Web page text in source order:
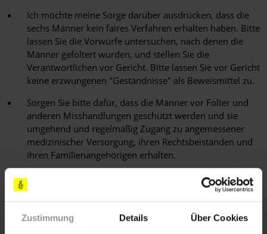
Zustimmung Details Über Cookies
Ich möchte meine Sorge darüber ausdrücken, dass die
sechs Männer kein faires Verfahren erhalten haben. Bitte
lassen Sie die Vorwürfe untersuchen, nach denen die
Männer gefoltert wurden, und stellen Sie die
Verantwortlichen vor Gericht. Bitte lassen Sie vor Gericht
keine erzwungenen "Geständnisse" als Beweismittel zu.
Sorgen Sie bitte dafür, dass die Männer vor Folter und
anderen Misshandlungen geschützt werden und sie
umgehend und regelmäßig Zugang zu angemessener
medizinischer Versorgung, ihren Rechtsbeiständen und
ihren Familienangehörigen erhalten.
[APPELLE AN]
RELIGIONSFÜHRER
Ayatollah Sayed 'Ali Khamenei